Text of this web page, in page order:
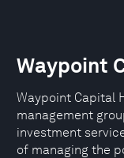
Waypoint
Waypoint Capital
management
investment
of managing the